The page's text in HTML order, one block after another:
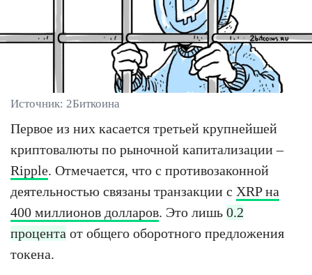
Источник: 2Биткоина
Первое из них касается третьей крупнейшей
криптовалюты по рыночной капитализации –
Ripple. Отмечается, что с противозаконной
деятельностью связаны транзакции с XRP на
400 миллионов долларов. Это лишь 0.2
процента от общего оборотного предложения
токена.